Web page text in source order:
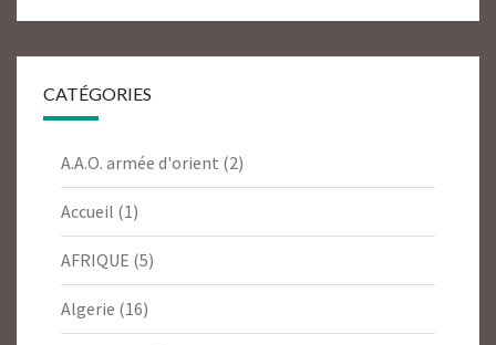
CATÉGORIES
A.A.O. armée d'orient (2)
Accueil (1)
AFRIQUE (5)
Algerie (16)